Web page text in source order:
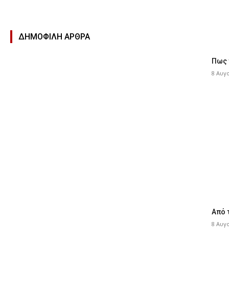
ΔΗΜΟΦΙΛΉ ΑΡΘΡΑ
Πως
8
Από
8